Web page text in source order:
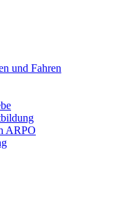
und Fahren
ARPO